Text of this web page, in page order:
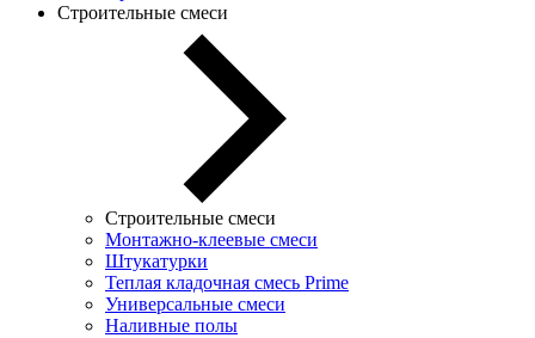
Строительные смеси
Строительные смеси
Монтажно-клеевые смеси
Штукатурки
Теплая кладочная смесь Prime
Универсальные смеси
Наливные полы